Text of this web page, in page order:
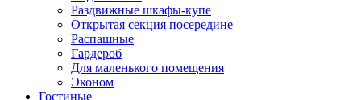
Раздвижные шкафы-купе
Открытая секция посередине
Распашные
Гардероб
Для маленького помещения
Эконом
Гостиные